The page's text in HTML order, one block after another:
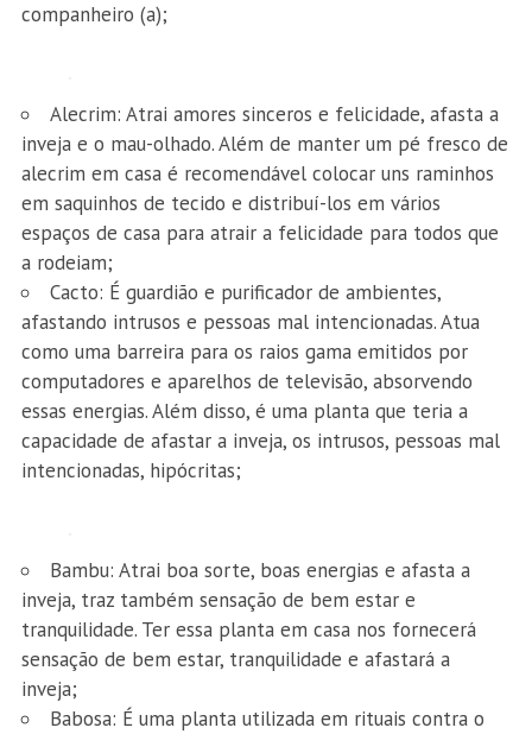
companheiro (a);
Alecrim: Atrai amores sinceros e felicidade, afasta a
inveja e o mau-olhado. Além de manter um pé fresco de
alecrim em casa é recomendável colocar uns raminhos
em saquinhos de tecido e distribuí-los em vários
espaços de casa para atrair a felicidade para todos que
a rodeiam;
Cacto: É guardião e purificador de ambientes,
afastando intrusos e pessoas mal intencionadas. Atua
como uma barreira para os raios gama emitidos por
computadores e aparelhos de televisão, absorvendo
essas energias. Além disso, é uma planta que teria a
capacidade de afastar a inveja, os intrusos, pessoas mal
intencionadas, hipócritas;
Bambu: Atrai boa sorte, boas energias e afasta a
inveja, traz também sensação de bem estar e
tranquilidade. Ter essa planta em casa nos fornecerá
sensação de bem estar, tranquilidade e afastará a
inveja;
Babosa: É uma planta utilizada em rituais contra o